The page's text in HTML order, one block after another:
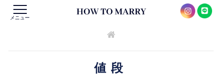
メニュー
値段